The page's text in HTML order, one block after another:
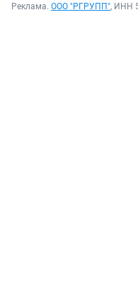
Реклама. ООО "РГРУПП", ИНН